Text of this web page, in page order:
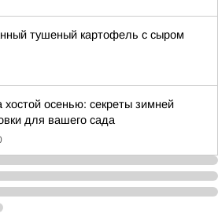
тушеный картофель с сыром
хостой осенью: секреты зимней
для вашего сада